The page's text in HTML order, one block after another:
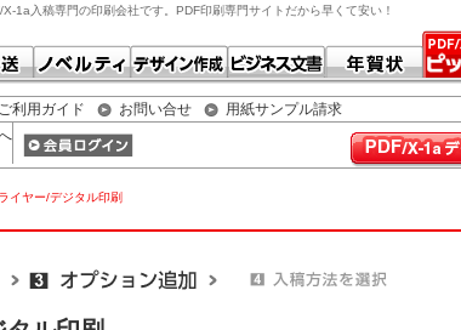
1a入稿専門の印刷会社です。PDF印刷専門サイトだから早くて安い！
ご利用ガイド お問い合せ
用紙サンプル請求
イヤー/デジタル印刷